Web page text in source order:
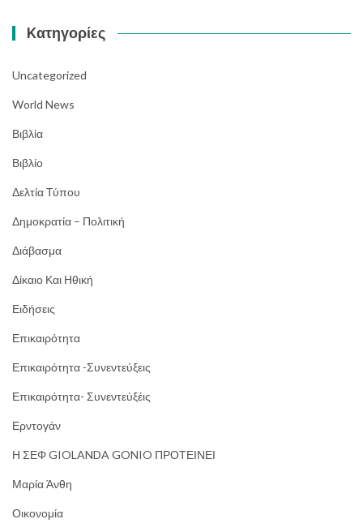
Kατηγορίες
Uncategorized
World News
Βιβλία
Βιβλίο
Δελτία Τύπου
Δημοκρατία – Πολιτική
Διάβασμα
Δίκαιο Και Ηθική
Ειδήσεις
Επικαιρότητα
Επικαιρότητα -Συνεντεύξεις
Επικαιρότητα- Συνεντεύξέις
Ερντογάν
Η ΣΕΦ GIOLANDA GONIO ΠΡΟΤΕΙΝΕΙ
Μαρία Άνθη
Οικονομία